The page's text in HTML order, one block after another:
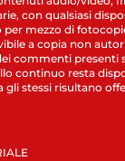
con qualsiasi
mezzo di
a copia non
commenti presenti
continuo resta
gli stessi risultano